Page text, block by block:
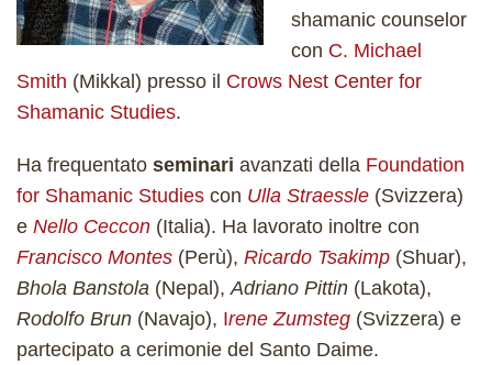
shamanic counselor
con C. Michael
Smith (Mikkal) presso il Crows Nest Center for
Shamanic Studies.
Ha frequentato seminari avanzati della Foundation
for Shamanic Studies con Ulla Straessle (Svizzera)
e Nello Ceccon (Italia). Ha lavorato inoltre con
Francisco Montes (Perù), Ricardo Tsakimp (Shuar),
Bhola Banstola (Nepal),Adriano Pittin (Lakota),
Rodolfo Brun (Navajo), Irene Zumsteg (Svizzera) e
partecipato a cerimonie del Santo Daime.